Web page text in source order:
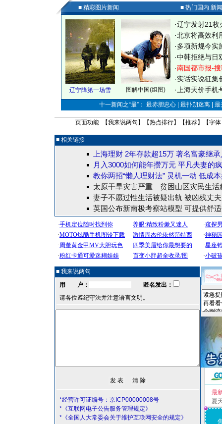
■ 精彩图片新闻 ■ 热门国内 新
辽宁降第一场雪 图解中国(组图)
·辽宁发射21枚
·北京将高效利
·多项新规今实
·中韩拒绝与日
·南国都市报-
·实话实说征集
· 上海天价手
十一新闻之“最”： 最赤胆忠心 | 最扑朔迷离 |
页面功能 【我来说两句 】【热点排行】【推荐】【字体
■ 相关链接
上海理财 2年存款超15万 著名富豪继
月入3000如何能年攒万元 平凡夫妻的
教你两招“懒人理财法” 灵机一动 低成
太原干旱灾害严重 贫困山区灾民生活
妻子不愿过性生活被疑出轨 被凶残丈
英国公布新南极考察站模型 可提供舒
■ 我来说两句
用 户：
匿名发出：
请各位遵纪守法并注意语言文明。
*经营许可证编号：京ICP00000008号
*《互联网电子公告服务管理规定》
*《全国人大常委会关于维护互联网安全的规定》
最
夏